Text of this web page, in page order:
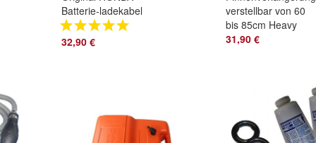
Batterie-ladekabel
12V FÜR EX7 EU10i
EU20i EU30i EU30is
32,90 €
verstellbar von 60
bis 85cm Heavy
Duty Ausführung bis
31,90 €